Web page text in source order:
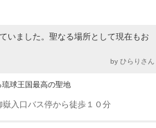
いました。聖なる場所として現在もお
by ひらりさん
球王国最高の聖地
入口バス停から徒歩１０分